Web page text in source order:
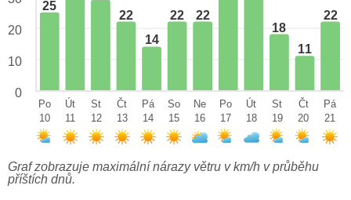
25
22
14
22 22
18
11
22
20
10
0
Po
10
Út
11
St
12
Čt
13
Pá
14
So
15
Ne
16
Po
17
Út
18
St
19
Čt
20
Pá
21
Graf zobrazuje maximální nárazy větru v km/h v průběhu
příštích dnů.